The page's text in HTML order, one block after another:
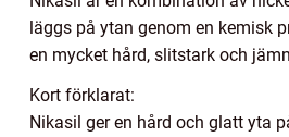
läggs på ytan genom en kemisk
en mycket hård, slitstark och
Kort förklarat:
Nikasil ger en hård och glatt yta